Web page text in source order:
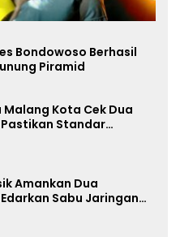
Bondowoso Berhasil
Piramid
Kota Cek Dua
Pastikan Standar
Amankan Dua
Sabu Jaringan